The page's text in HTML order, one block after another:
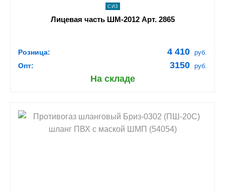
СИЗ
Лицевая часть ШМ-2012 Арт. 2865
Розница: 4 410 руб.
Опт: 3150 руб.
На складе
shopping_cart В КОРЗИНУ